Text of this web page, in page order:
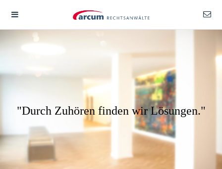
"Durch Zuhören finden wir Lösungen."